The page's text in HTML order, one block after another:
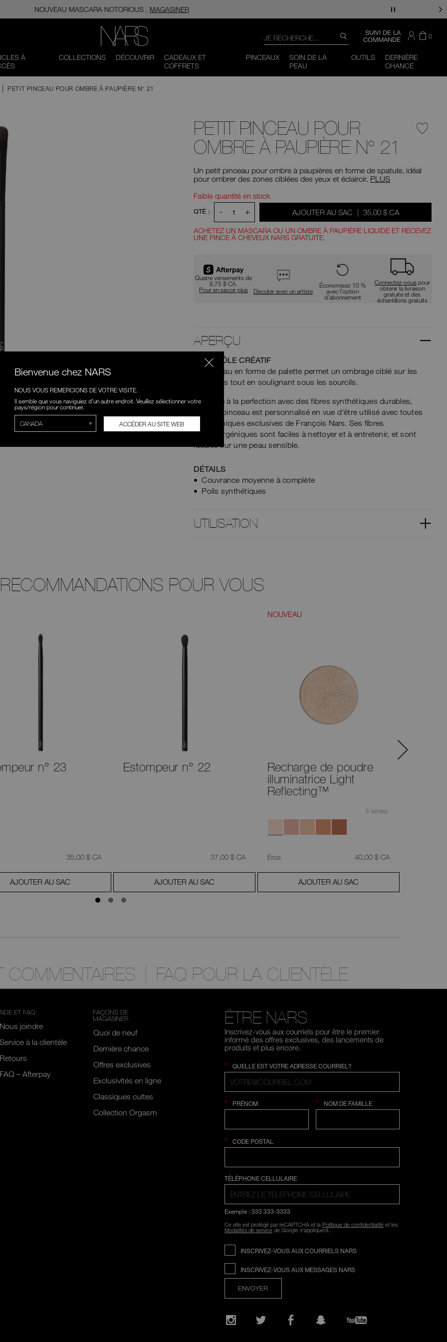
NOUVEAU MASCARA​​​​​​​ NOTORIOUS . MAGASINER
SUIVI DE LA
COMMANDE
IL
0
Recherche
LE
CATALOGUE
RECHERCHE
pouvez
vers
la
gauche
ou
la
sur
votre
appareil
mobile)
pour
suggestions
données
au
mesure
vous
tapez
mot
clé
que
vous
saisi.
À
COLLECTIONS DÉCOUVRIR
CADEAUX ET
COFFRETS
PINCEAUX
SOIN DE LA
PEAU
OUTILS
DERNIÈRE
CHANCE
PETIT PINCEAU POUR OMBRE À PAUPIÈRE N° 21
PETIT PINCEAU POUR
OMBRE À PAUPIÈRE N° 21
Un petit pinceau pour ombre à paupières en forme de spatule, idéal
pour ombrer des zones ciblées des yeux et éclaircir. PLUS
Options
d'ajout
au
panier
Actions
pour
le
produit
Faible quantité en stock
QTÉ : - 1 + AJOUTER AU SAC | ÉTAIT
35,00 $ CA,
ACHETEZ UN MASCARA OU UN OMBRE À PAUPIÈRE LIQUIDE ET RECEVEZ
UNE PINCE À CHEVEUX NARS GRATUITE.
Quatre versements de
8,75 $ CA.
Pour en savoir plus Discuter avec un artiste
Économisez 10 %
avec l’option
d’abonnement
Connectez-vouspour
obtenir la livraison
gratuite et des
échantillons gratuits
APERÇU
CONTRÔLE CRÉATIF
Le pinceau en forme de palette permet un ombrage ciblé sur les
paupières tout en soulignant sous les sourcils.
Façonné à la perfection avec des fibres synthétiques durables,
chaque pinceau est personnalisé en vue d'être utilisé avec toutes
les techniques exclusives de François Nars. Ses fibres
hypoallergéniques sont faciles à nettoyer et à entretenir, et sont
idéales sur une peau sensible.
DÉTAILS
Couvrance moyenne à complète
Poils synthétiques
UTILISATION
POUR VOUS
n° 23
était
35,00 $ CA,
AJOUTER AU SAC
Estompeur n° 22
était
37,00 $ CA,
AJOUTER AU SAC
NOUVEAU
Recharge de poudre
illuminatrice Light
Reflecting™
5 teintes
Eros était
40,00 $ CA,
AJOUTER AU SAC
COMMENTAIRES FAQ POUR LA CLIENTÈLE
ET FAQ
joindre
à la clientèle
– Afterpay
FAÇONS DE
MAGASINER
Quoi de neuf
Dernière chance
Offres exclusives
Exclusivités en ligne
Classiques cultes
Collection Orgasm
ÊTRE NARS
Inscrivez-vous aux courriels pour être le premier
informé des offres exclusives, des lancements de
produits et plus encore.
* QUELLE EST VOTRE ADRESSE COURRIEL?
* PRÉNOM * NOM DE FAMILLE
* CODE POSTAL
SÉLECTION COUNTRY
TÉLÉPHONE CELLULAIRE
Exemple : 333 333-3333
Ce site est protégé par reCAPTCHA et la Politique de confidentialitéet les
Modalités de servicede Google s'appliquent.
INSCRIVEZ-VOUS AUX COURRIELS NARS
INSCRIVEZ-VOUS AUX MESSAGES NARS
ENVOYER
nouvelle
fenêtre
Bienvenue chez NARS
NOUS VOUS REMERCIONS DE VOTRE VISITE.
Il semble que vous naviguiez d'un autre endroit. Veuillez sélectionner votre
pays/région pour continuer.
ACCÉDER AU SITE WEB